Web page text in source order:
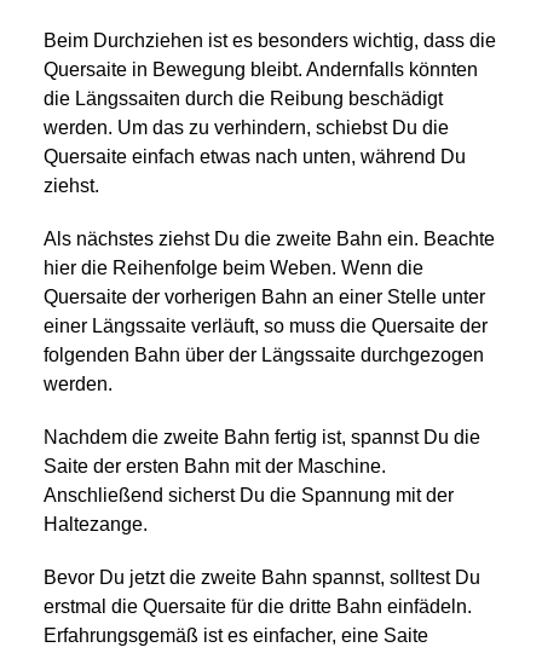
Beim Durchziehen ist es besonders wichtig, dass die
Quersaite in Bewegung bleibt. Andernfalls könnten
die Längssaiten durch die Reibung beschädigt
werden. Um das zu verhindern, schiebst Du die
Quersaite einfach etwas nach unten, während Du
ziehst.
Als nächstes ziehst Du die zweite Bahn ein. Beachte
hier die Reihenfolge beim Weben. Wenn die
Quersaite der vorherigen Bahn an einer Stelle unter
einer Längssaite verläuft, so muss die Quersaite der
folgenden Bahn über der Längssaite durchgezogen
werden.
Nachdem die zweite Bahn fertig ist, spannst Du die
Saite der ersten Bahn mit der Maschine.
Anschließend sicherst Du die Spannung mit der
Haltezange.
Bevor Du jetzt die zweite Bahn spannst, solltest Du
erstmal die Quersaite für die dritte Bahn einfädeln.
Erfahrungsgemäß ist es einfacher, eine Saite